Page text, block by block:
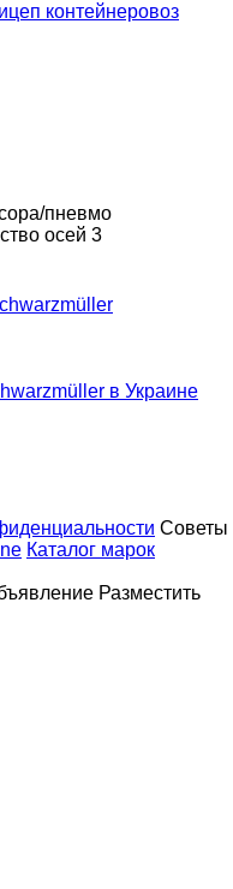
контейнеровоз
пневмо
осей 3
в Украине
Советы
Каталог марок
Разместить